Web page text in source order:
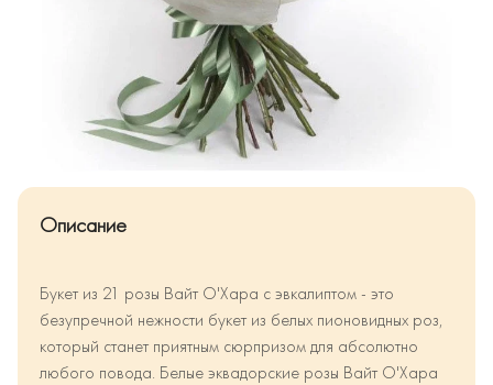
Описание
Букет из 21 розы Вайт О'Хара с эвкалиптом - это
безупречной нежности букет из белых пионовидных роз,
который станет приятным сюрпризом для абсолютно
любого повода. Белые эквадорские розы Вайт О'Хара